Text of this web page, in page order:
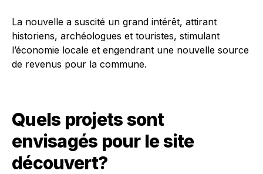
La nouvelle a suscité un grand intérêt, attirant
historiens, archéologues et touristes, stimulant
l’économie locale et engendrant une nouvelle source
de revenus pour la commune.
Quels projets sont
envisagés pour le site
découvert?